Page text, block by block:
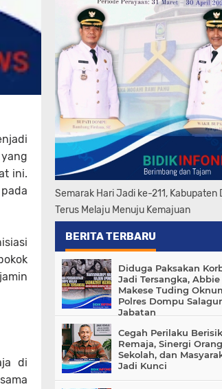
ini.
di
Semarak Hari Jadi ke-211, Kabupaten
Terus Melaju Menuju Kemajuan
BERITA TERBARU
Diduga Paksakan
Jadi Tersangka, Abbie
Makese Tuding
Polres Dompu
Jabatan
Cegah Perilaku
Remaja, Sinergi
Sekolah, dan
Jadi Kunci